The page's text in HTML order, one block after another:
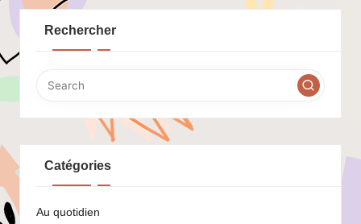
Rechercher
Catégories
Au quotidien